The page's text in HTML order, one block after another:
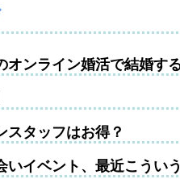
ンライン婚活で結婚する
スタッフはお得？
いイベント、最近こうい